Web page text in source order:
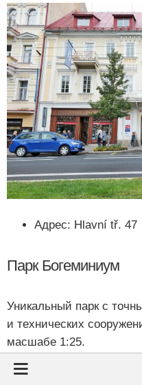
Адрес: Hlavní tř. 47
Парк Богеминиум
Уникальный парк с
и технических
масшабе 1:25.